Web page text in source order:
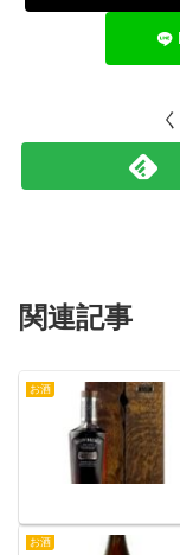
関連記事
お酒
お酒